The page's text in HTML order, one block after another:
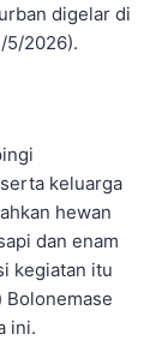
digelar di
5/2026).
keluarga
hewan
dan enam
kegiatan itu
Bolonemase
ini.